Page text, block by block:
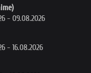
- 09.08.2026
- 16.08.2026